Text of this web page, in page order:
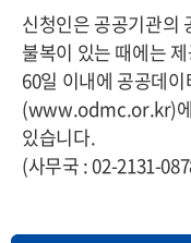
신청인은 공공기관의
불복이 있는 때에는
60일 이내에 공공데
(www.odmc.or.kr)에
있습니다.
(사무국 : 02-2131-